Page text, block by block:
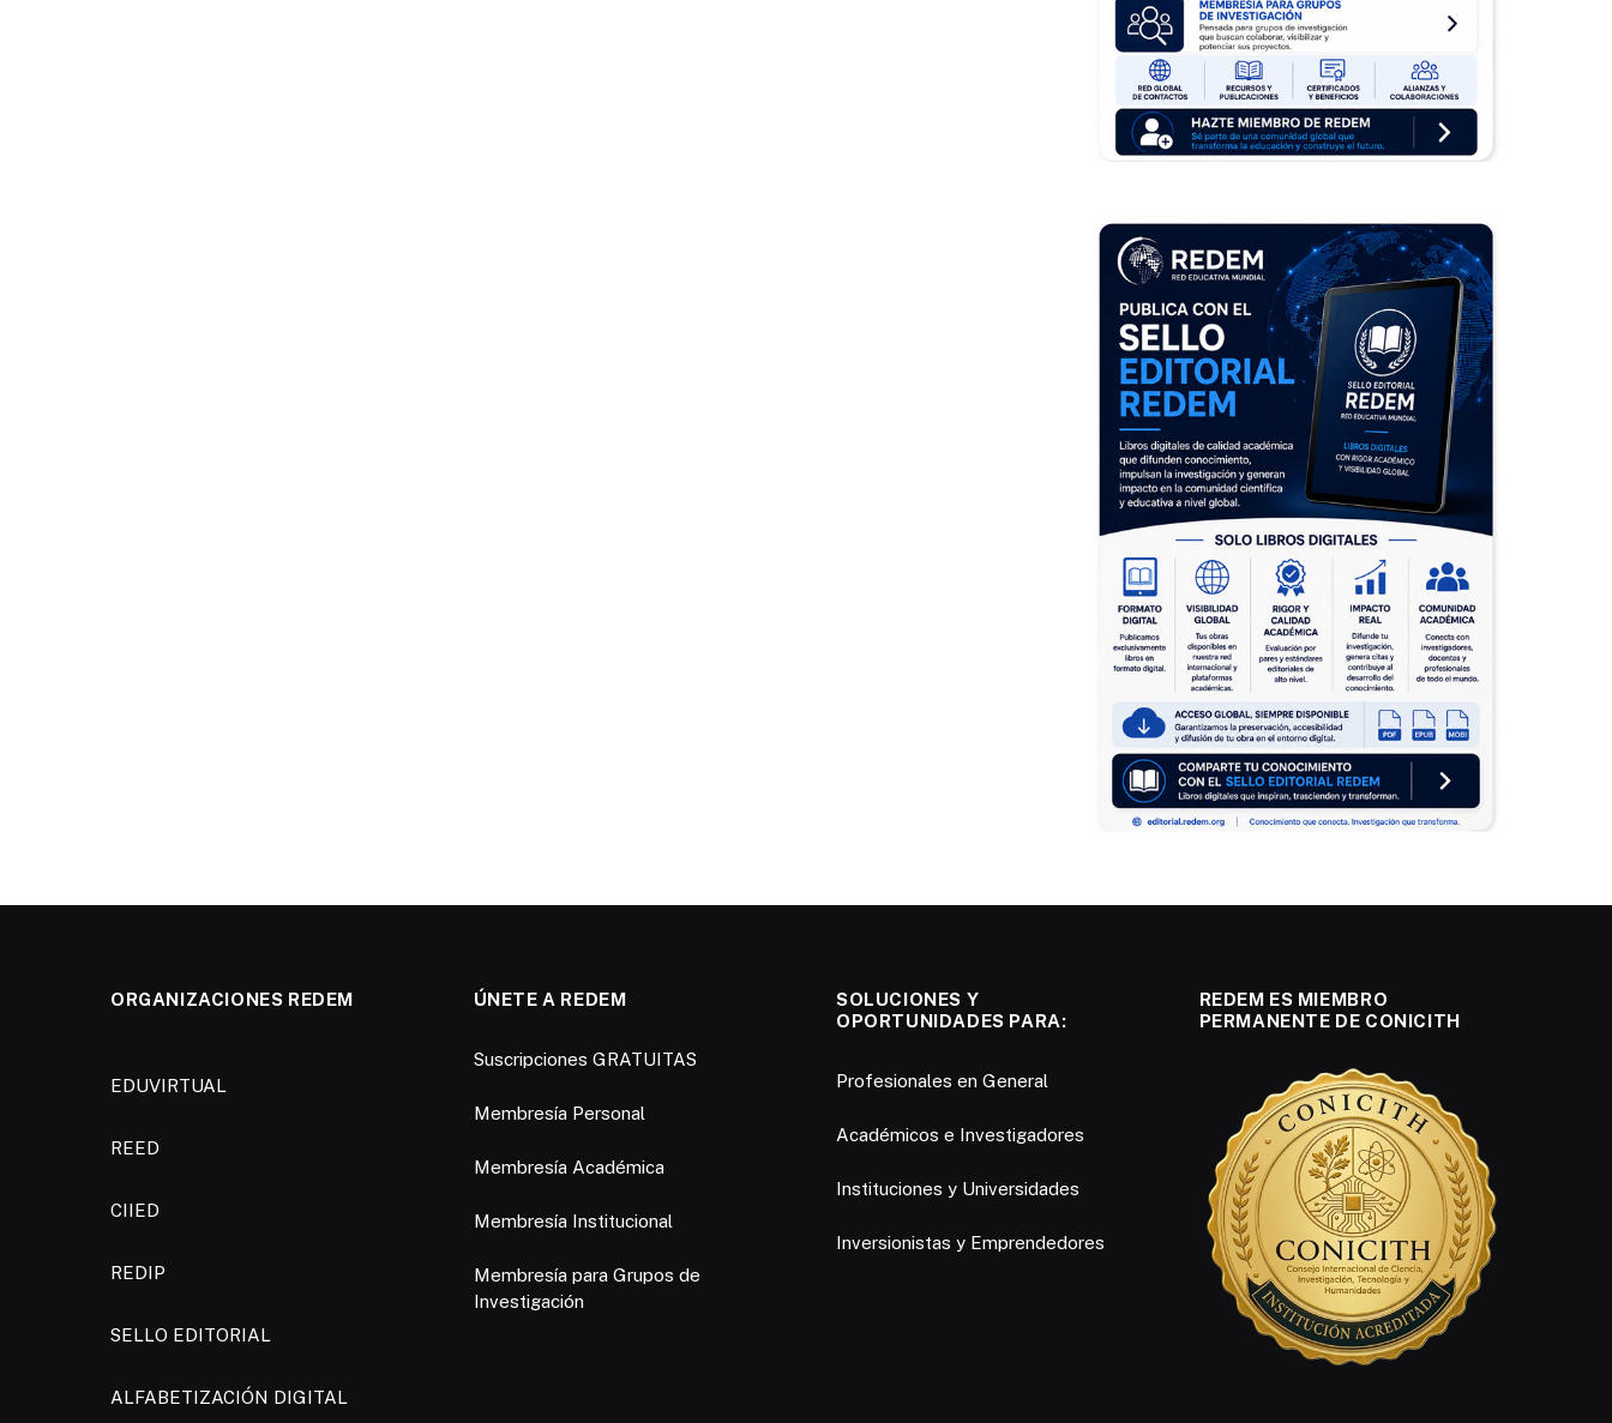
ORGANIZACIONES REDEM
EDUVIRTUAL
REED
CIIED
REDIP
SELLO EDITORIAL
ALFABETIZACIÓN DIGITAL
ÚNETE A REDEM
Suscripciones GRATUITAS
Membresía Personal
Membresía Académica
Membresía Institucional
Membresía para Grupos de
Investigación
SOLUCIONES Y
OPORTUNIDADES PARA:
Profesionales en General
Académicos e Investigadores
Instituciones y Universidades
Inversionistas y Emprendedores
REDEM ES MIEMBRO
PERMANENTE DE CONICITH